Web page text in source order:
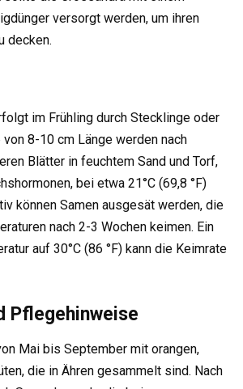
versorgt werden, um ihren
decken.
im Frühling durch Stecklinge oder
8-10 cm Länge werden nach
Blätter in feuchtem Sand und Torf,
bei etwa 21°C (69,8 °F)
können Samen ausgesät werden, die
nach 2-3 Wochen keimen. Ein
auf 30°C (86 °F) kann die Keimrate
Pflegehinweise
Mai bis September mit orangen,
die in Ähren gesammelt sind. Nach